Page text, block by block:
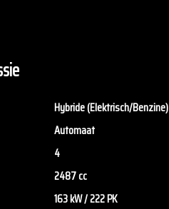
Hybride (Elektrisch/Benzine)
Automaat
4
2487 cc
163 kW / 222 PK